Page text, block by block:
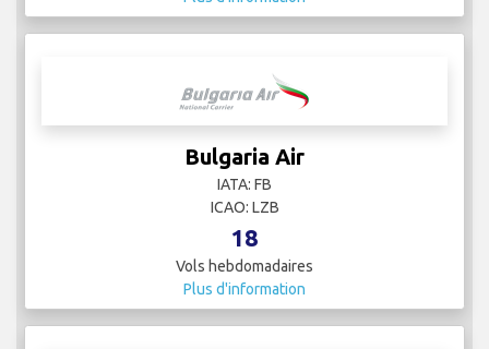
Bulgaria Air
IATA: FB
ICAO: LZB
18
Vols hebdomadaires
Plus d'information